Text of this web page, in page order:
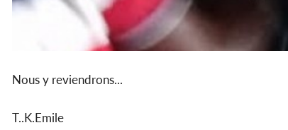
Nous y reviendrons...
T..K.Emile